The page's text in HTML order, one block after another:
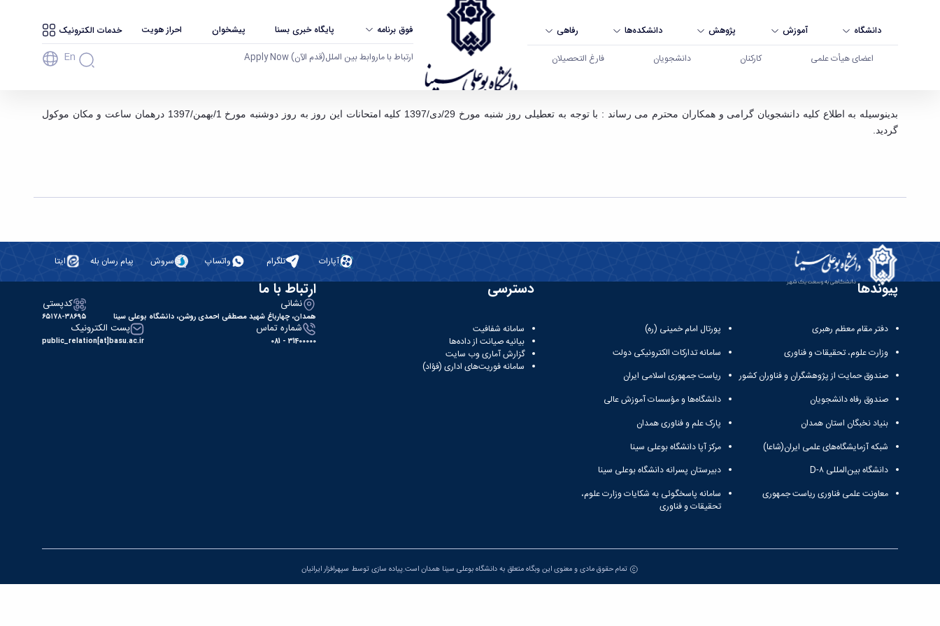
دانشگاه آموزش پژوهش دانشکده‌ها رفاهی
اعضای هیأت علمی کارکنان دانشجویان فارغ التحصیلان
فوق برنامه پایگاه خبری بسنا پیشخوان احراز هویت خدمات الکترونیک
ارتباط با ماروابط بین الملل(قدم الآن) Apply Now En
موعد امتحانات روز شنبه 29/دی/1397 - دانشگاه بوعلی سینا همدان
بدینوسیله به اطلاع کلیه دانشجویان گرامی و همکاران محترم می رساند : با توجه به تعطیلی روز شنبه مورخ 29/دی/1397 کلیه امتحانات این روز به روز دوشنبه مورخ 1/بهمن/1397 درهمان ساعت و مکان موکول
گردید.
آپارات تلگرام واتساپ سروش پیام رسان بله ایتا
پیوندها
دفتر مقام معظم رهبری
وزارت علوم، تحقیقات و فناوری
صندوق حمایت از پژوهشگران و فناوران کشور
صندوق رفاه دانشجویان
بنیاد نخبگان استان همدان
شبکه آزمایشگاه‌های علمی ایران(شاعا)
دانشگاه بین‌المللی D-۸
معاونت علمی فناوری ریاست جمهوری
پورتال امام خمینی (ره)
سامانه تدارکات الکترونیکی دولت
ریاست جمهوری اسلامی ایران
دانشگاه‌ها و مؤسسات آموزش عالی
پارک علم و فناوری همدان
مرکز آپا دانشگاه بوعلی سینا
دبیرستان پسرانه دانشگاه بوعلی سینا
سامانه پاسخگوئی به شکایات وزارت علوم،
تحقیقات و فناوری
دسترسی
سامانه شفافیت
بیانیه صیانت از داده‌ها
گزارش آماری وب‌ سایت
سامانه فوریت‌های اداری (فؤاد)
ارتباط با ما
نشانی
همدان، چهارباغ شهید مصطفی احمدی روشن، دانشگاه بوعلی سینا
کدپستی
۶۵۱۷۸-۳۸۶۹۵
شماره تماس
31400000 - 081
پست الکترونیک
public_relation[at]basu.ac.ir
تمام حقوق مادی و معنوی این وبگاه متعلق به دانشگاه بوعلی سینا همدان است.پیاده سازی توسط سپهرافزار ایرانیان